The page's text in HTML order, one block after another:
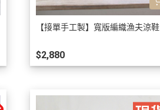
【接單手工製】寬版編織漁夫涼鞋
$2,880